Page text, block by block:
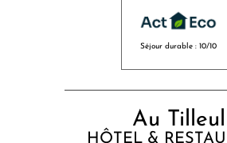
Séjour durable : 10/10
Au Tilleul
HÔTEL &